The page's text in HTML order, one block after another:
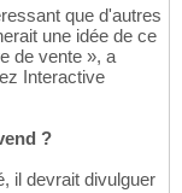
que d'autres
une idée de ce
de vente », a
Interactive
?
il devrait divulguer